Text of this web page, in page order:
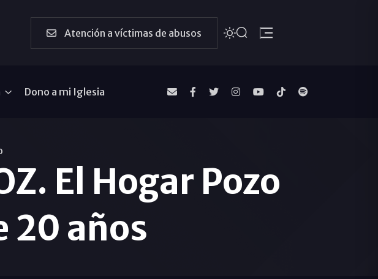
Atención a víctimas de abusos
Dono a mi Iglesia
El Hogar Pozo
20 años